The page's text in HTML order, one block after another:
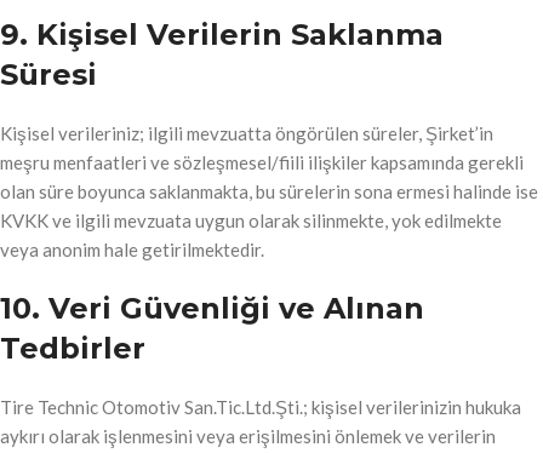
9. Kişisel Verilerin Saklanma
Süresi
Kişisel verileriniz; ilgili mevzuatta öngörülen süreler, Şirket’in
meşru menfaatleri ve sözleşmesel/fiili ilişkiler kapsamında gerekli
olan süre boyunca saklanmakta, bu sürelerin sona ermesi halinde ise
KVKK ve ilgili mevzuata uygun olarak silinmekte, yok edilmekte
veya anonim hale getirilmektedir.
10. Veri Güvenliği ve Alınan
Tedbirler
Tire Technic Otomotiv San.Tic.Ltd.Şti.; kişisel verilerinizin hukuka
aykırı olarak işlenmesini veya erişilmesini önlemek ve verilerin